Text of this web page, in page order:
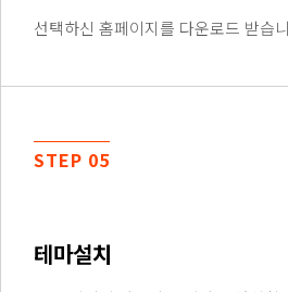
선택하신 홈페이지를 다운로드 받습
STEP 05
테마설치